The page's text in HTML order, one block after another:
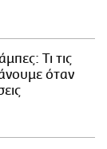
Τι τις
όταν